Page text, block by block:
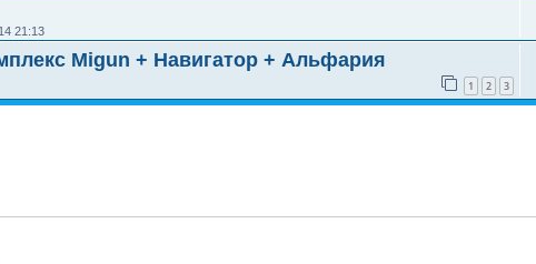
21:13
Migun + Навигатор + Альфария
1 2 3